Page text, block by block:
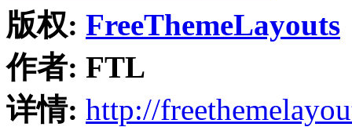
版权: FreeThemeLayouts
作者: FTL
详情: http://